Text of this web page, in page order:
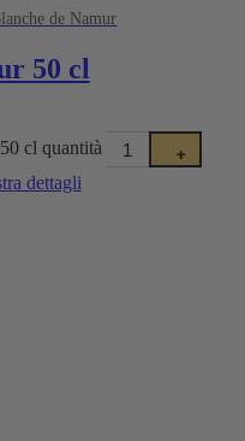
de Namur
50 cl
cl quantità +
dettagli